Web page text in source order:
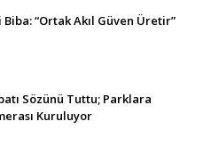
Biba: “Ortak Akıl Güven Üretir”
Sözünü Tuttu; Parklara
Kuruluyor